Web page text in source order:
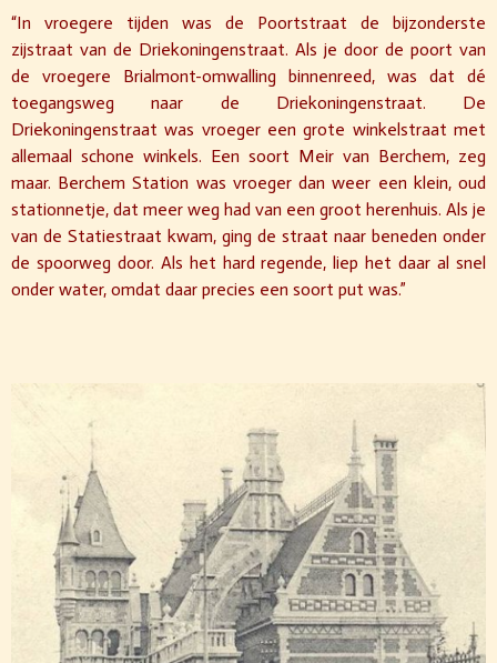
“In vroegere tijden was de Poortstraat de bijzonderste
zijstraat van de Driekoningenstraat. Als je door de poort van
de vroegere Brialmont-omwalling binnenreed, was dat dé
toegangsweg naar de Driekoningenstraat. De
Driekoningenstraat was vroeger een grote winkelstraat met
allemaal schone winkels. Een soort Meir van Berchem, zeg
maar. Berchem Station was vroeger dan weer een klein, oud
stationnetje, dat meer weg had van een groot herenhuis. Als je
van de Statiestraat kwam, ging de straat naar beneden onder
de spoorweg door. Als het hard regende, liep het daar al snel
onder water, omdat daar precies een soort put was.”